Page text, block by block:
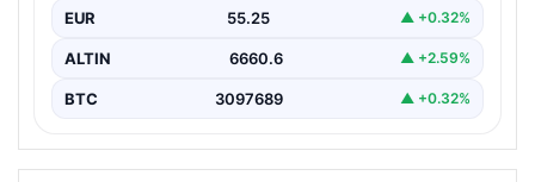
EUR 55.25 ▲ +0.32%
ALTIN 6660.6 ▲ +2.59%
BTC 3097689 ▲ +0.32%